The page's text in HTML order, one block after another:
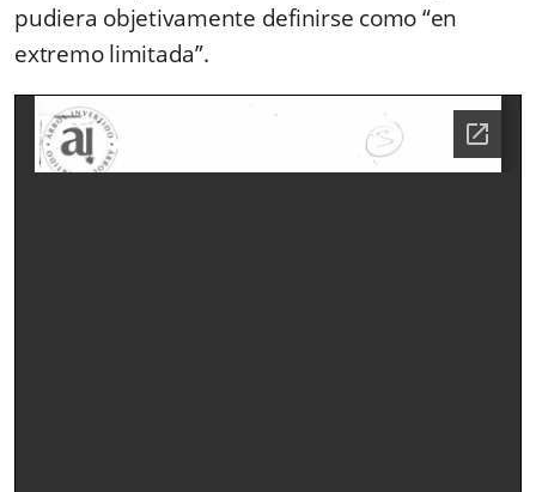
pudiera objetivamente definirse como “en
extremo limitada”.